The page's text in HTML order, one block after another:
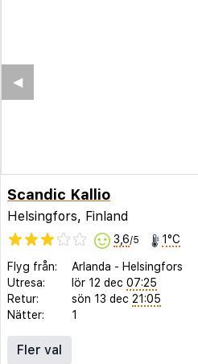
◀︎
Scandic Kallio
Helsingfors, Finland
3,6/5 1°C
Flyg från: Arlanda - Helsingfors
Utresa:
lör 12 dec 07:25
Retur:
sön 13 dec 21:05
Nätter:
1
Fler val